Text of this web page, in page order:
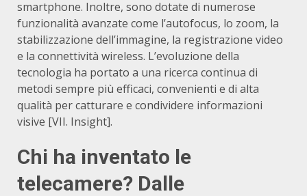
smartphone. Inoltre, sono dotate di numerose
funzionalità avanzate come l’autofocus, lo zoom, la
stabilizzazione dell’immagine, la registrazione video
e la connettività wireless. L’evoluzione della
tecnologia ha portato a una ricerca continua di
metodi sempre più efficaci, convenienti e di alta
qualità per catturare e condividere informazioni
visive [VII. Insight].
Chi ha inventato le
telecamere? Dalle